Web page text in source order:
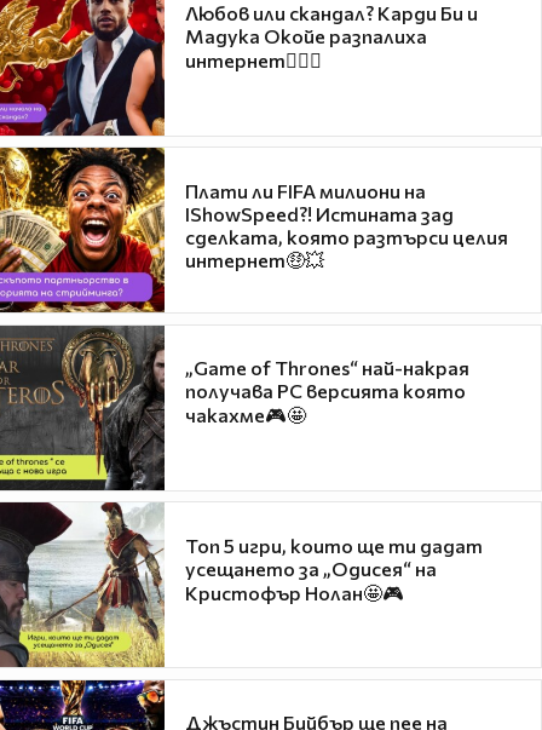
Любов или скандал? Карди Би и
Мадука Окойе разпалиха
интернет❤️‍🔥🔥
Плати ли FIFA милиони на
IShowSpeed?! Истината зад
сделката, която разтърси целия
интернет🤑💥
„Game of Thrones“ най-накрая
получава PC версията която
чакахме🎮🤩
Топ 5 игри, които ще ти дадат
усещането за „Одисея“ на
Кристофър Нолан🤩🎮
Джъстин Бийбър ще пее на